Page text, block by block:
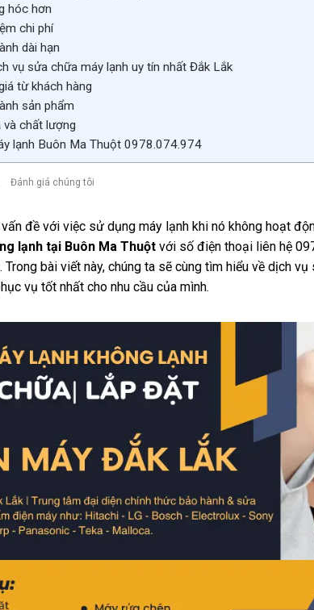
hóc hơn
chi phí
dài hạn
vụ sửa chữa máy lạnh uy tín nhất Đắk Lắk
từ khách hàng
sản phẩm
và chất lượng
lạnh Buôn Ma Thuột 0978.074.974
Đánh giá chúng tôi
đề với việc sử dụng máy lạnh khi nó không hoạt
lạnh tại Buôn Ma Thuột với số điện thoại liên hệ
Trong bài viết này, chúng ta sẽ cùng tìm hiểu về dịch
vụ tốt nhất cho nhu cầu của mình.